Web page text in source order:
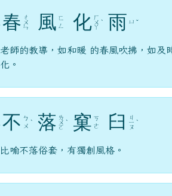
春 ㄔ
ㄨ
ㄣ 風 ㄈ
ㄥ
化 ㄏ
ㄨ
ㄚ
ˋ 雨 ㄩ ˇ
老師的教導，如和暖 的春風吹拂，如及
化。
不 ㄅ
ㄨ ˋ 落 ㄌ
ㄨ
ㄛ
ˋ 窠 ㄎ
ㄜ
臼 ㄐ
ㄧ
ㄡ
ˋ
比喻不落俗套，有獨創風格。